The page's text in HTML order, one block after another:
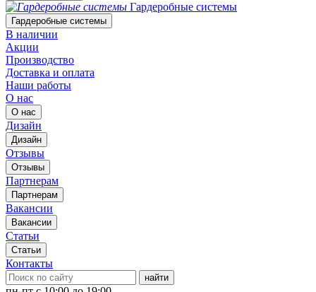
Гардеробные системы
Гардеробные системы
В наличии
Акции
Производство
Доставка и оплата
Наши работы
О нас
О нас
Дизайн
Дизайн
Отзывы
Отзывы
Партнерам
Партнерам
Вакансии
Вакансии
Статьи
Статьи
Контакты
найти